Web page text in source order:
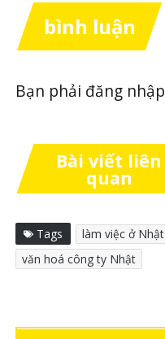
bình luận
Bạn phải đăng nhập
Bài viết liên
quan
Tags làm việc ở Nhật
văn hoá công ty Nhật